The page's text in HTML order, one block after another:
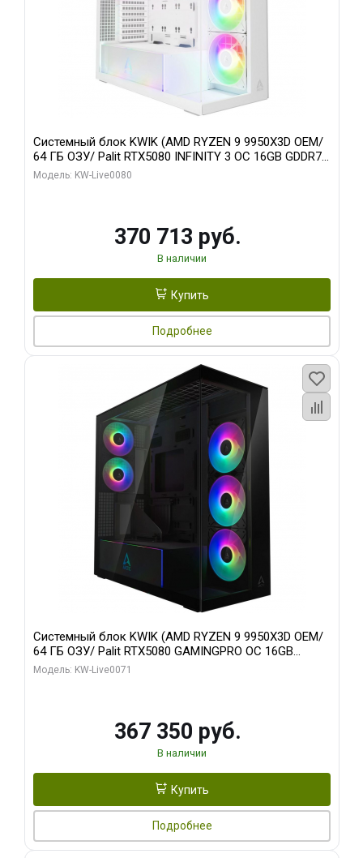
Системный блок KWIK (AMD RYZEN 9 9950X3D OEM/
64 ГБ ОЗУ/ Palit RTX5080 INFINITY 3 OC 16GB GDDR7
256bit 3xDP H/ 960 ГБ SSD)
Модель: KW-Live0080
370 713 руб.
В наличии
Купить
Подробнее
Системный блок KWIK (AMD RYZEN 9 9950X3D OEM/
64 ГБ ОЗУ/ Palit RTX5080 GAMINGPRO OC 16GB
GDDR7 256bit 3xDP HD/ 960 ГБ SSD)
Модель: KW-Live0071
367 350 руб.
В наличии
Купить
Подробнее